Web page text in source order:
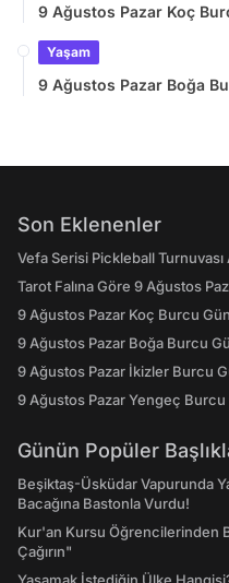
9 Ağustos Pazar Koç
Yaşam
9 Ağustos Pazar Boğa
Son Eklenenler
Vefa Serisi Pickleball
Tarot Falına Göre 9 Ağustos
9 Ağustos Pazar Koç Burcu
9 Ağustos Pazar Boğa Burcu
9 Ağustos Pazar İkizler Burcu
9 Ağustos Pazar Yengeç Burcu
Günün Popüler
Beşiktaş-Üsküdar Vapurunda
Bacağına Bastonla Vurdu!
Kur'an Kursu Öğrencilerinden
Çağırın"